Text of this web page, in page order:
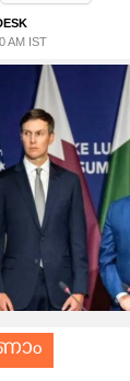
AM IST